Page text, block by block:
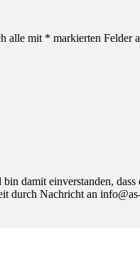
alle mit * markierten Felder
damit einverstanden,
durch Nachricht an